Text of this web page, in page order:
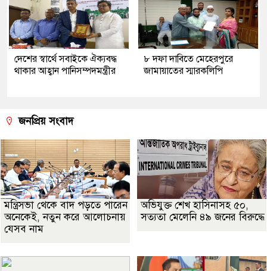
দেশের স্বার্থে সবাইকে ঐক্যবদ্ধ
থাকার আহ্বান পানিসম্পদমন্ত্রীর
৮ দফা দাবিতে মেহেরপুরে
জামায়াতের স্মারকলিপি
জনপ্রিয় সংবাদ
মন্ত্রিসভা থেকে বাদ পড়তে পারেন
অনেকেই, নতুন করে আলোচনায়
যেসব নাম
অভিযুক্ত শেখ হাসিনাসহ ৫০,
সত্যতা মেলেনি ৪৯ জনের বিরুদ্ধে